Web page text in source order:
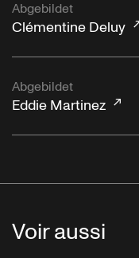
Abgebildet
Clémentine Deluy
Abgebildet
Eddie Martinez
Voir aussi